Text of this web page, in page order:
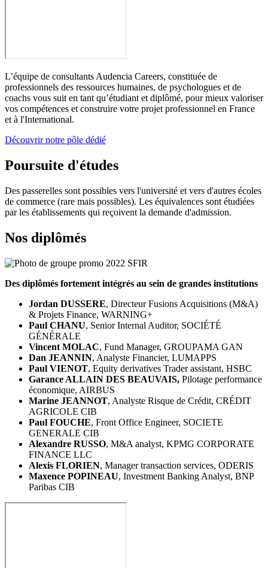
L’équipe de consultants Audencia Careers, constituée de
professionnels des ressources humaines, de psychologues et de
coachs vous suit en tant qu’étudiant et diplômé, pour mieux valoriser
vos compétences et construire votre projet professionnel en France
et à l'International.
Découvrir notre pôle dédié
Poursuite d'études
Des passerelles sont possibles vers l'université et vers d'autres écoles
de commerce (rare mais possibles). Les équivalences sont étudiées
par les établissements qui reçoivent la demande d'admission.
Nos diplômés
Des diplômés fortement intégrés au sein de grandes institutions
Jordan DUSSERE, Directeur Fusions Acquisitions (M&A)
& Projets Finance, WARNING+
Paul CHANU, Senior Internal Auditor, SOCIÉTÉ
GÉNÉRALE
Vincent MOLAC, Fund Manager, GROUPAMA GAN
Dan JEANNIN, Analyste Financier, LUMAPPS
Paul VIENOT, Equity derivatives Trader assistant, HSBC
Garance ALLAIN DES BEAUVAIS, Pilotage performance
économique, AIRBUS
Marine JEANNOT, Analyste Risque de Crédit, CRÉDIT
AGRICOLE CIB
Paul FOUCHE, Front Office Engineer, SOCIETE
GENERALE CIB
Alexandre RUSSO, M&A analyst, KPMG CORPORATE
FINANCE LLC
Alexis FLORIEN, Manager transaction services, ODERIS
Maxence POPINEAU, Investment Banking Analyst, BNP
Paribas CIB